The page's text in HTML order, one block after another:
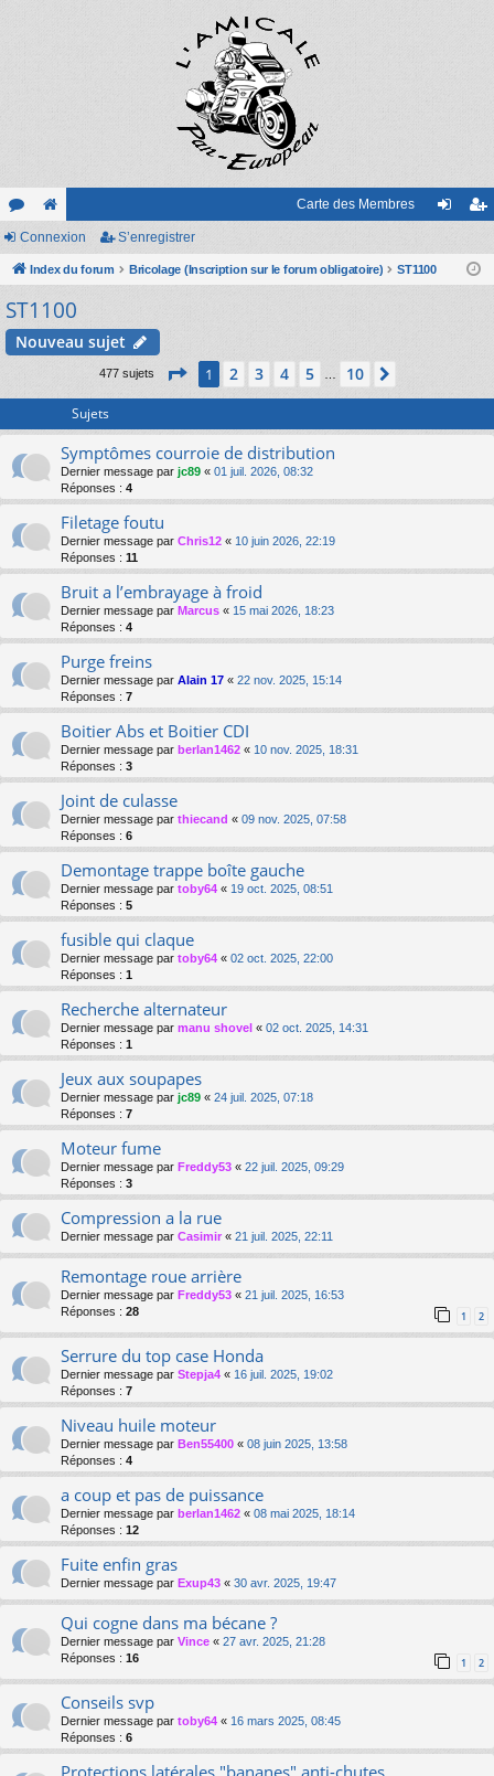
or
u
m
e
sit
e
Carte des Membres
nr
r
Connexion S’enregistrer
Index du forum Bricolage (Inscription sur le forum obligatoire) ST1100
ST1100
Nouveau sujet
477 sujets Page 1sur 10
1 2 3 4 5 10
Sujets
Symptômes courroie de distribution
Dernier message par jc89 « 01 juil. 2026, 08:32
Réponses : 4
Filetage foutu
Dernier message par Chris12 « 10 juin 2026, 22:19
Réponses : 11
Bruit a l’embrayage à froid
Dernier message par Marcus « 15 mai 2026, 18:23
Réponses : 4
Purge freins
Dernier message par Alain 17 « 22 nov. 2025, 15:14
Réponses : 7
Boitier Abs et Boitier CDI
Dernier message par berlan1462 « 10 nov. 2025, 18:31
Réponses : 3
Joint de culasse
Dernier message par thiecand « 09 nov. 2025, 07:58
Réponses : 6
Demontage trappe boîte gauche
Dernier message par toby64 « 19 oct. 2025, 08:51
Réponses : 5
fusible qui claque
Dernier message par toby64 « 02 oct. 2025, 22:00
Réponses : 1
Recherche alternateur
Dernier message par manu shovel « 02 oct. 2025, 14:31
Réponses : 1
Jeux aux soupapes
Dernier message par jc89 « 24 juil. 2025, 07:18
Réponses : 7
Moteur fume
Dernier message par Freddy53 « 22 juil. 2025, 09:29
Réponses : 3
Compression a la rue
Dernier message par Casimir « 21 juil. 2025, 22:11
Remontage roue arrière
Dernier message par Freddy53 « 21 juil. 2025, 16:53
Réponses : 28 1 2
Serrure du top case Honda
Dernier message par Stepja4 « 16 juil. 2025, 19:02
Réponses : 7
Niveau huile moteur
Dernier message par Ben55400 « 08 juin 2025, 13:58
Réponses : 4
a coup et pas de puissance
Dernier message par berlan1462 « 08 mai 2025, 18:14
Réponses : 12
Fuite enfin gras
Dernier message par Exup43 « 30 avr. 2025, 19:47
Qui cogne dans ma bécane ?
Dernier message par Vince « 27 avr. 2025, 21:28
Réponses : 16 1 2
Conseils svp
Dernier message par toby64 « 16 mars 2025, 08:45
Réponses : 6